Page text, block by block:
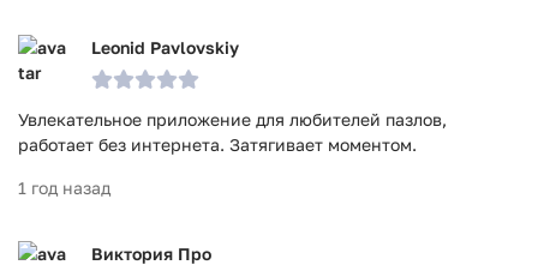
Leonid Pavlovskiy
Увлекательное приложение для любителей пазлов,
работает без интернета. Затягивает моментом.
1 год назад
Виктория Про